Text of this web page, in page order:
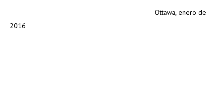
Ottawa, enero de
2016